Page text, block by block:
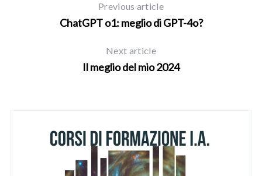
Previous article
ChatGPT o1: meglio di GPT-4o?
Next article
Il meglio del mio 2024